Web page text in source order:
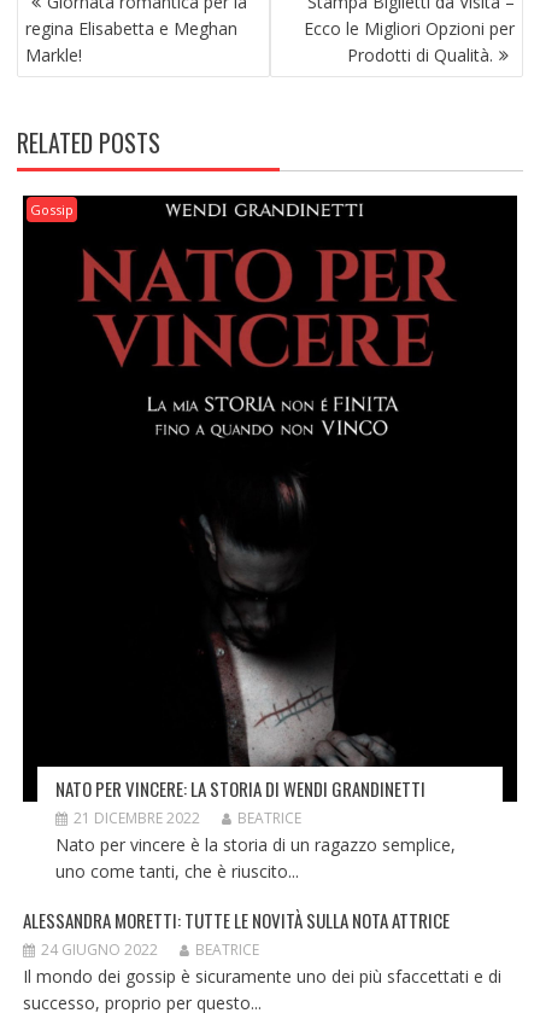
ARTICOLI
regina Elisabetta e Meghan
Markle!
Ecco le Migliori Opzioni per
Prodotti di Qualità.
RELATED POSTS
Gossip
NATO PER VINCERE: LA STORIA DI WENDI GRANDINETTI
21 DICEMBRE 2022 BEATRICE
Nato per vincere è la storia di un ragazzo semplice,
uno come tanti, che è riuscito...
ALESSANDRA MORETTI: TUTTE LE NOVITÀ SULLA NOTA ATTRICE
24 GIUGNO 2022 BEATRICE
Il mondo dei gossip è sicuramente uno dei più sfaccettati e di
successo, proprio per questo...